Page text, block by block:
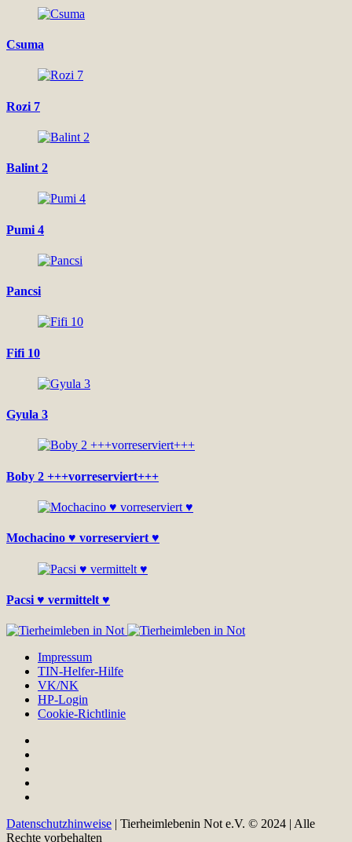
Csuma
Rozi 7
Balint 2
Pumi 4
Pancsi
Fifi 10
Gyula 3
Boby 2 +++vorreserviert+++
Mochacino ♥ vorreserviert ♥
Pacsi ♥ vermittelt ♥
Impressum
TIN-Helfer-Hilfe
VK/NK
HP-Login
Cookie-Richtlinie
Datenschutzhinweise | Tierheimlebenin Not e.V. © 2024 | Alle
Rechte vorbehalten